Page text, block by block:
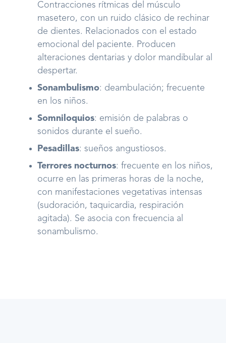
Contracciones rítmicas del músculo
masetero, con un ruido clásico de rechinar
de dientes. Relacionados con el estado
emocional del paciente. Producen
alteraciones dentarias y dolor mandibular al
despertar.
Sonambulismo: deambulación; frecuente
en los niños.
Somniloquios: emisión de palabras o
sonidos durante el sueño.
Pesadillas: sueños angustiosos.
Terrores nocturnos: frecuente en los niños,
ocurre en las primeras horas de la noche,
con manifestaciones vegetativas intensas
(sudoración, taquicardia, respiración
agitada). Se asocia con frecuencia al
sonambulismo.